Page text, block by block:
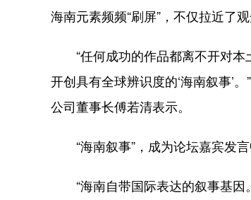
海南元素频频“刷屏”，不仅拉近了
“任何成功的作品都离不开对本
开创具有全球辨识度的‘海南叙事’
公司董事长傅若清表示。
“海南叙事”，成为论坛嘉宾发言
“海南自带国际表达的叙事基因